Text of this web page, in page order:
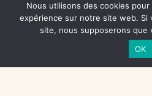
NOS SOUTIENS
Nous utilisons des cookies
expérience sur notre site web. Si
site, nous supposerons que
OK